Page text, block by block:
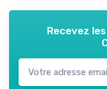
Recevez